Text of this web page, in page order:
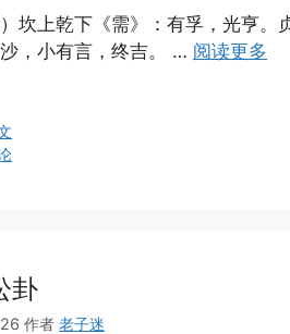
）坎上乾下《需》：有孚，光亨
，小有言，终吉。 … 阅读更多
卦
作者 老子迷